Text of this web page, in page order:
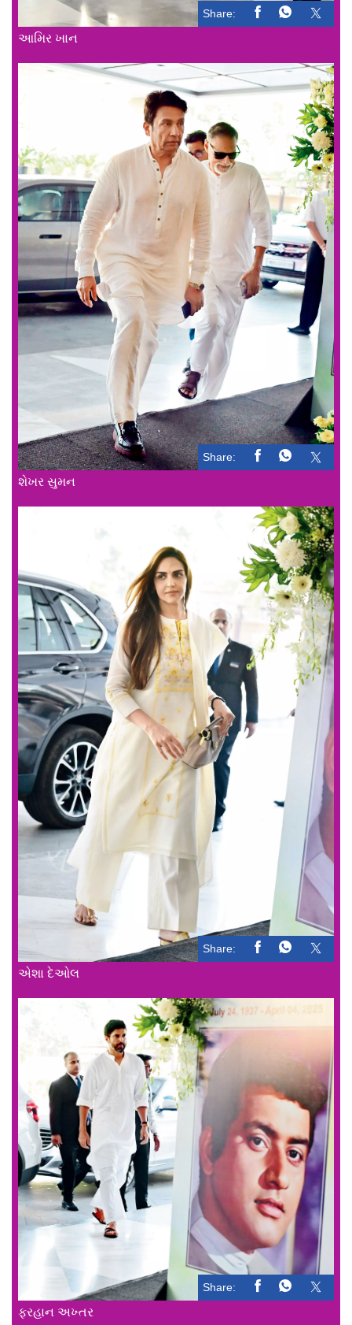
Share:
આમિર ખાન
Share:
શેખર સુમન
Share:
એશા દેઓલ
Share:
ફરહાન અખ્તર